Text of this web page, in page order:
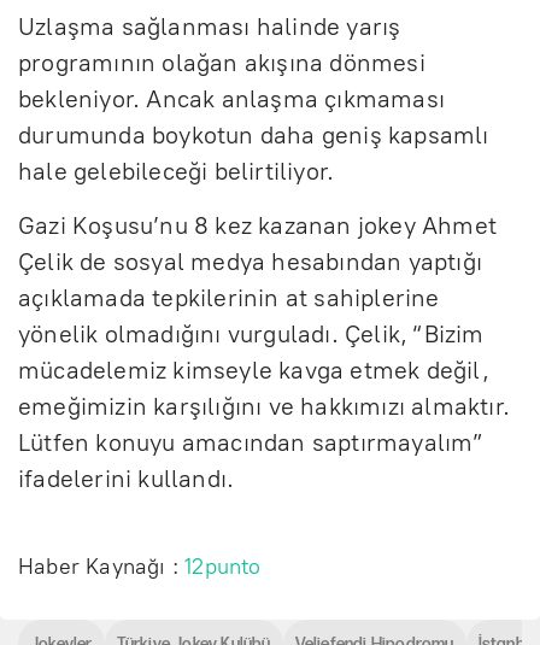
Uzlaşma sağlanması halinde yarış
programının olağan akışına dönmesi
bekleniyor. Ancak anlaşma çıkmaması
durumunda boykotun daha geniş kapsamlı
hale gelebileceği belirtiliyor.
Gazi Koşusu’nu 8 kez kazanan jokey Ahmet
Çelik de sosyal medya hesabından yaptığı
açıklamada tepkilerinin at sahiplerine
yönelik olmadığını vurguladı. Çelik, “Bizim
mücadelemiz kimseyle kavga etmek değil,
emeğimizin karşılığını ve hakkımızı almaktır.
Lütfen konuyu amacından saptırmayalım”
ifadelerini kullandı.
Haber Kaynağı :12punto